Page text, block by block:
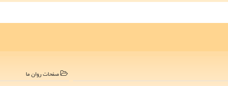
صفحات روان ما